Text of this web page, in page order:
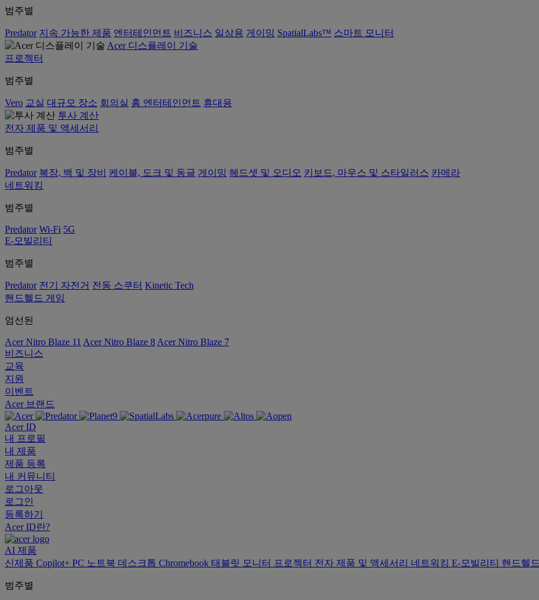
범주별
Predator 지속 가능한 제품 엔터테인먼트 비즈니스 일상용 게이밍 SpatialLabs™ 스마트 모니터
Acer 디스플레이 기술
프로젝터
범주별
Vero 교실 대규모 장소 회의실 홈 엔터테인먼트 휴대용
투사 계산
전자 제품 및 액세서리
범주별
Predator 복장, 백 및 장비 케이블, 도크 및 동글 게이밍 헤드셋 및 오디오 키보드, 마우스 및 스타일러스 카메라
네트워킹
범주별
Predator Wi-Fi 5G
E-모빌리티
범주별
Predator 전기 자전거 전동 스쿠터 Kinetic Tech
핸드헬드 게임
엄선된
Acer Nitro Blaze 11 Acer Nitro Blaze 8 Acer Nitro Blaze 7
비즈니스
교육
지원
이벤트
Acer 브랜드
Acer ID
내 프로필
내 제품
제품 등록
내 커뮤니티
로그아웃
로그인
등록하기
Acer ID란?
AI 제품
신제품 Copilot+ PC 노트북 데스크톱 Chromebook 태블릿 모니터 프로젝터 전자 제품 및 액세서리 네트워킹 E-모빌리티 핸드헬
범주별